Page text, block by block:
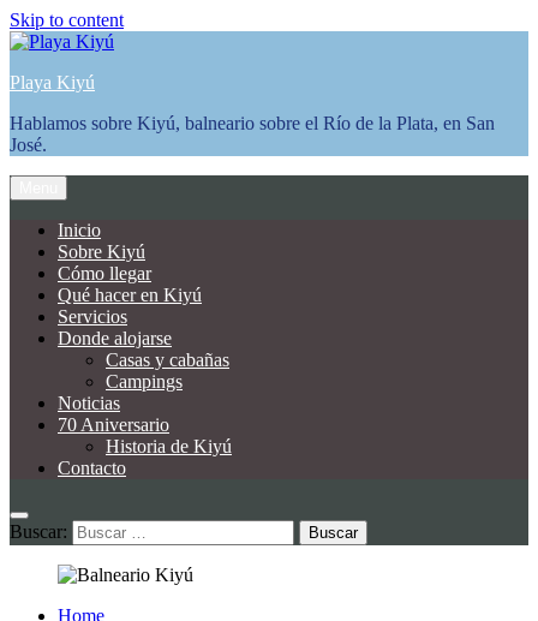
Skip to content
Playa Kiyú
Hablamos sobre Kiyú, balneario sobre el Río de la Plata, en San
José.
Inicio
Sobre Kiyú
Cómo llegar
Qué hacer en Kiyú
Servicios
Donde alojarse
Casas y cabañas
Campings
Noticias
70 Aniversario
Historia de Kiyú
Contacto
Buscar:
Home